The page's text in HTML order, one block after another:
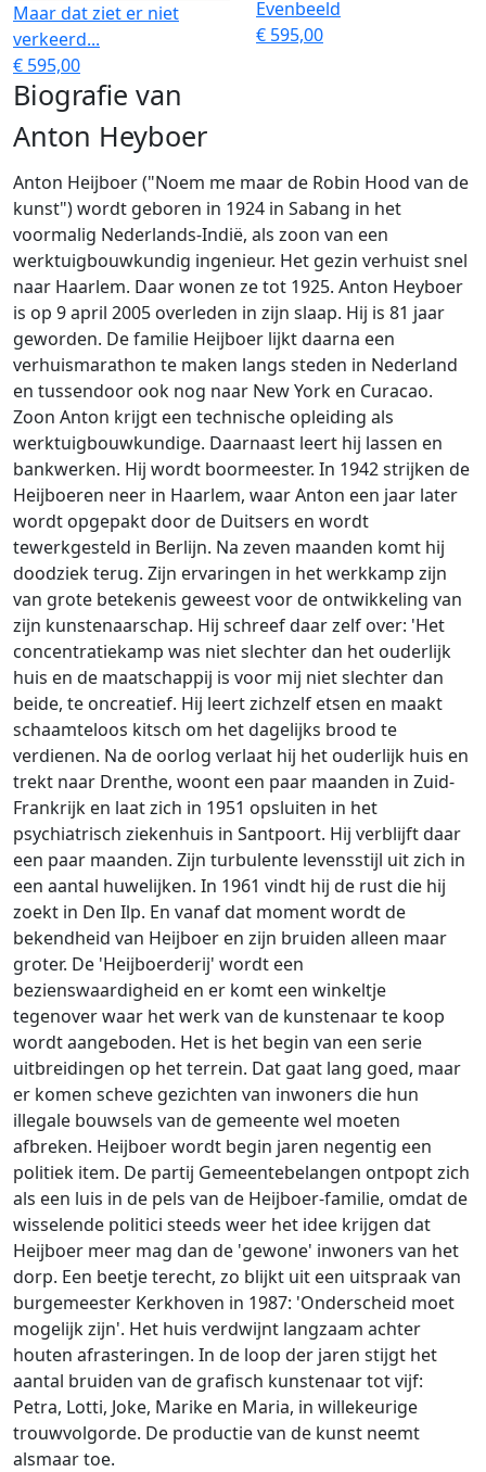
Maar dat ziet er niet
verkeerd...
€ 595,00
Evenbeeld
€ 595,00
Biografie van
Anton Heyboer
Anton Heijboer ("Noem me maar de Robin Hood van de
kunst") wordt geboren in 1924 in Sabang in het
voormalig Nederlands-Indië, als zoon van een
werktuigbouwkundig ingenieur. Het gezin verhuist snel
naar Haarlem. Daar wonen ze tot 1925. Anton Heyboer
is op 9 april 2005 overleden in zijn slaap. Hij is 81 jaar
geworden. De familie Heijboer lijkt daarna een
verhuismarathon te maken langs steden in Nederland
en tussendoor ook nog naar New York en Curacao.
Zoon Anton krijgt een technische opleiding als
werktuigbouwkundige. Daarnaast leert hij lassen en
bankwerken. Hij wordt boormeester. In 1942 strijken de
Heijboeren neer in Haarlem, waar Anton een jaar later
wordt opgepakt door de Duitsers en wordt
tewerkgesteld in Berlijn. Na zeven maanden komt hij
doodziek terug. Zijn ervaringen in het werkkamp zijn
van grote betekenis geweest voor de ontwikkeling van
zijn kunstenaarschap. Hij schreef daar zelf over: 'Het
concentratiekamp was niet slechter dan het ouderlijk
huis en de maatschappij is voor mij niet slechter dan
beide, te oncreatief. Hij leert zichzelf etsen en maakt
schaamteloos kitsch om het dagelijks brood te
verdienen. Na de oorlog verlaat hij het ouderlijk huis en
trekt naar Drenthe, woont een paar maanden in Zuid-
Frankrijk en laat zich in 1951 opsluiten in het
psychiatrisch ziekenhuis in Santpoort. Hij verblijft daar
een paar maanden. Zijn turbulente levensstijl uit zich in
een aantal huwelijken. In 1961 vindt hij de rust die hij
zoekt in Den Ilp. En vanaf dat moment wordt de
bekendheid van Heijboer en zijn bruiden alleen maar
groter. De 'Heijboerderij' wordt een
bezienswaardigheid en er komt een winkeltje
tegenover waar het werk van de kunstenaar te koop
wordt aangeboden. Het is het begin van een serie
uitbreidingen op het terrein. Dat gaat lang goed, maar
er komen scheve gezichten van inwoners die hun
illegale bouwsels van de gemeente wel moeten
afbreken. Heijboer wordt begin jaren negentig een
politiek item. De partij Gemeentebelangen ontpopt zich
als een luis in de pels van de Heijboer-familie, omdat de
wisselende politici steeds weer het idee krijgen dat
Heijboer meer mag dan de 'gewone' inwoners van het
dorp. Een beetje terecht, zo blijkt uit een uitspraak van
burgemeester Kerkhoven in 1987: 'Onderscheid moet
mogelijk zijn'. Het huis verdwijnt langzaam achter
houten afrasteringen. In de loop der jaren stijgt het
aantal bruiden van de grafisch kunstenaar tot vijf:
Petra, Lotti, Joke, Marike en Maria, in willekeurige
trouwvolgorde. De productie van de kunst neemt
alsmaar toe.